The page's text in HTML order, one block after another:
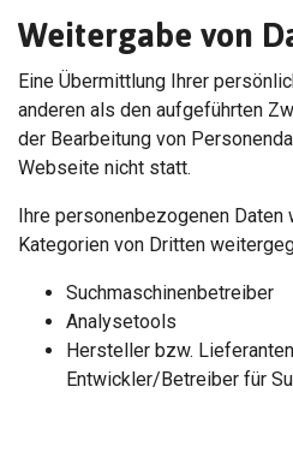
Weitergabe von
Eine Übermittlung Ihrer
anderen als den aufgeführten
der Bearbeitung von
Webseite nicht statt.
Ihre personenbezogenen Daten
Kategorien von Dritten
Suchmaschinenbetreiber
Analysetools
Hersteller bzw.
Entwickler/Betreiber für